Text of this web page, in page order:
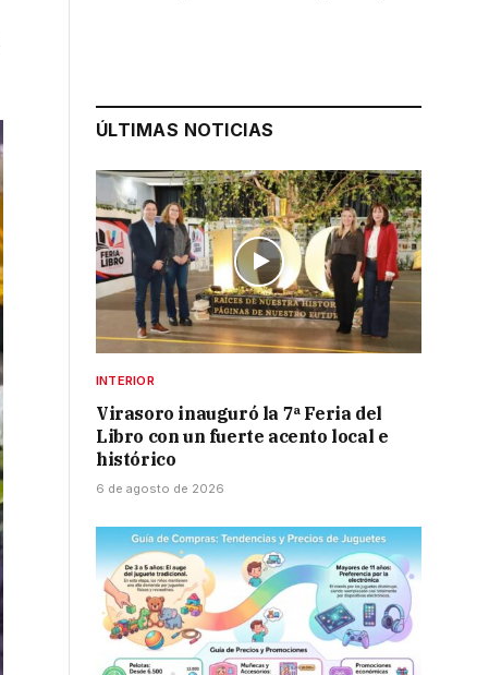
ÚLTIMAS NOTICIAS
INTERIOR
Virasoro inauguró la 7ª Feria del
Libro con un fuerte acento local e
histórico
6 de agosto de 2026